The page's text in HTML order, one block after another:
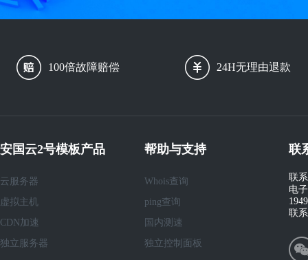
100倍故障赔偿 24H无理由退款
安国云2号模板产品
云服务器
虚拟主机
CDN加速
独立服务器
帮助与支持
Whois查询
ping查询
国内测速
独立控制面板
联
联
电
联